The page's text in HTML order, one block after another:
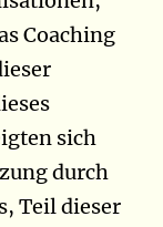
Coaching
sich
durch
Teil dieser